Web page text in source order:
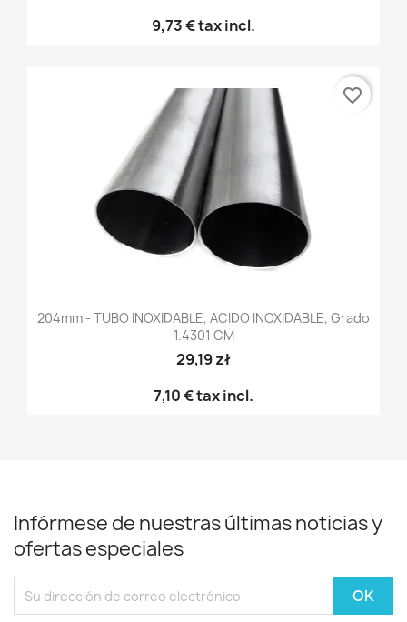
9,73 €tax incl.
204mm - TUBO INOXIDABLE, ACIDO INOXIDABLE, Grado
1.4301 CM
29,19 zł
7,10 €tax incl.
favorite_border
Infórmese de nuestras últimas noticias y
ofertas especiales